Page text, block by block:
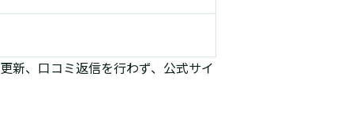
新、口コミ返信を行わず、公式サイ